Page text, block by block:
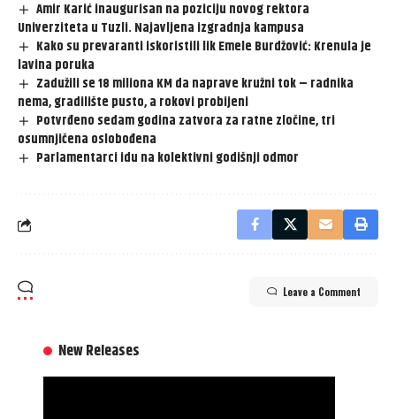
Amir Karić inaugurisan na poziciju novog rektora
Univerziteta u Tuzli. Najavljena izgradnja kampusa
Kako su prevaranti iskoristili lik Emele Burdžović: Krenula je
lavina poruka
Zadužili se 18 miliona KM da naprave kružni tok – radnika
nema, gradilište pusto, a rokovi probijeni
Potvrđeno sedam godina zatvora za ratne zločine, tri
osumnjičena oslobođena
Parlamentarci idu na kolektivni godišnji odmor
Leave a Comment
New Releases